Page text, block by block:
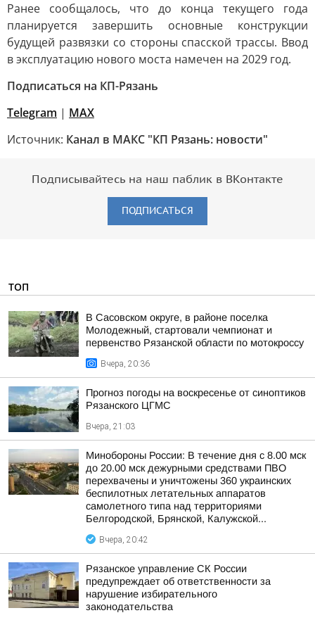
Ранее сообщалось, что до конца текущего года
планируется завершить основные конструкции
будущей развязки со стороны спасской трассы. Ввод
в эксплуатацию нового моста намечен на 2029 год.
Подписаться на КП-Рязань
Telegram | МАХ
Источник: Канал в МАКС "КП Рязань: новости"
Подписывайтесь на наш паблик в ВКонтакте
ПОДПИСАТЬСЯ
ТОП
В Сасовском округе, в районе поселка
Молодежный, стартовали чемпионат и
первенство Рязанской области по мотокроссу
Вчера, 20:36
Прогноз погоды на воскресенье от синоптиков
Рязанского ЦГМС
Вчера, 21:03
Минобороны России: В течение дня с 8.00 мск
до 20.00 мск дежурными средствами ПВО
перехвачены и уничтожены 360 украинских
беспилотных летательных аппаратов
самолетного типа над территориями
Белгородской, Брянской, Калужской...
Вчера, 20:42
Рязанское управление СК России
предупреждает об ответственности за
нарушение избирательного
законодательства